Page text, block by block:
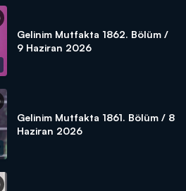
Gelinim Mutfakta 1862. Bölüm /
9 Haziran 2026
Gelinim Mutfakta 1861. Bölüm / 8
Haziran 2026